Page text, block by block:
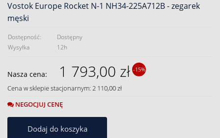
Vostok Europe Rocket N-1 NH34-225A712B - zegarek
męski
Dostępność:
Dostępny
Wysyłka
12h
Nasza cena: 1 793,00 zł -15%
Cena w sklepie stacjonarnym: 2 110,00 zł
NEGOCJUJ CENĘ
Dodaj do koszyka